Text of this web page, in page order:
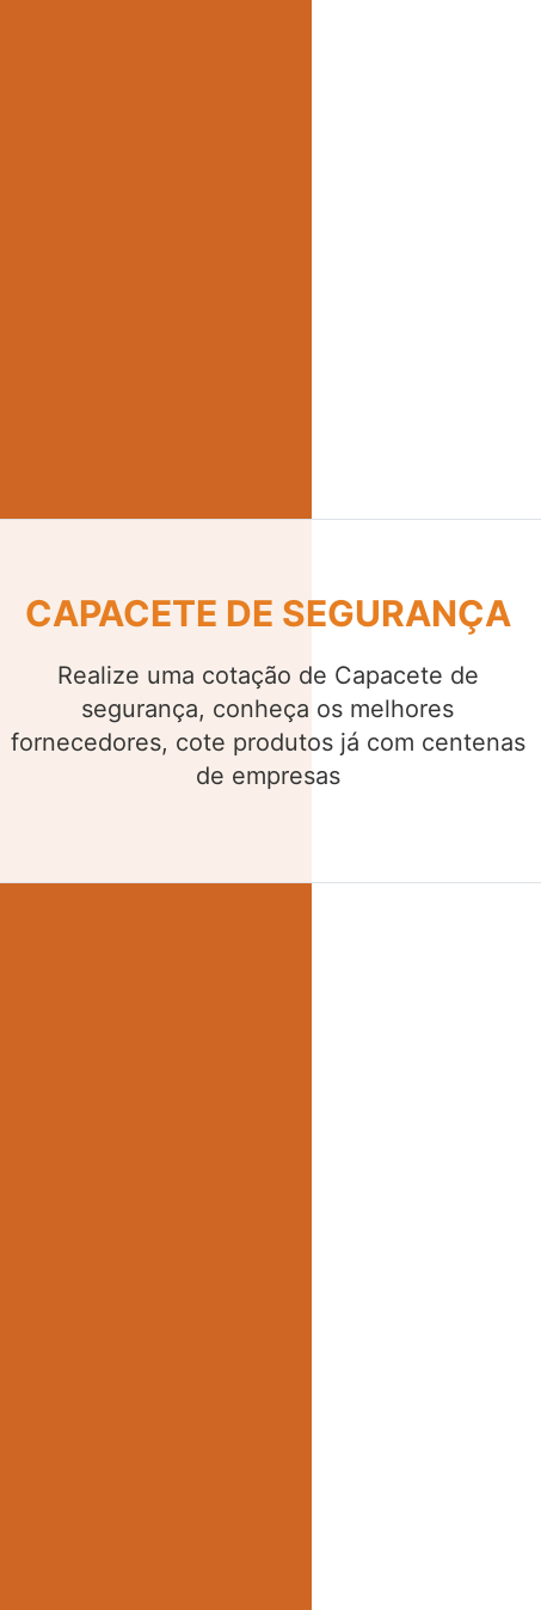
CINTO DE SEGURANÇA
Realize uma cotação de Cinto de segurança,
conheça os melhores fornecedores, cote
produtos já com centenas de empresas